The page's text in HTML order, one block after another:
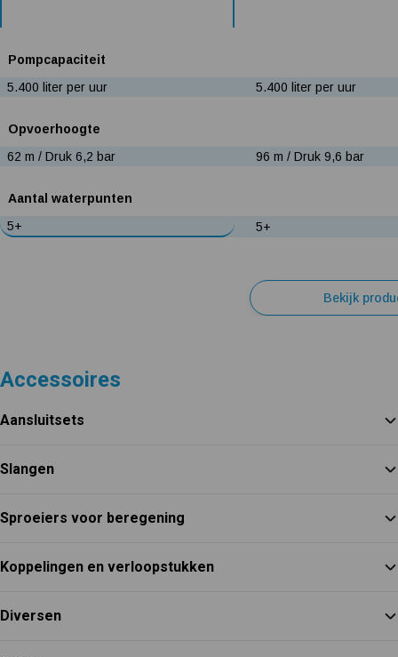
Pompcapaciteit
5.400 liter per uur
5.400 liter per uur
Opvoerhoogte
62 m / Druk 6,2 bar
96 m / Druk 9,6 bar
Aantal waterpunten
5+
5+
Bekijk
Accessoires
Aansluitsets
Slangen
Sproeiers voor beregening
Koppelingen en verloopstukken
Diversen